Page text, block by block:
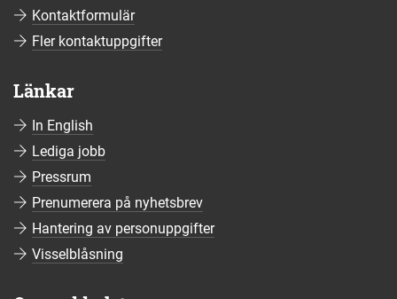
Kontaktformulär
Fler kontaktuppgifter
Länkar
In English
Lediga jobb
Pressrum
Prenumerera på nyhetsbrev
Hantering av personuppgifter
Visselblåsning